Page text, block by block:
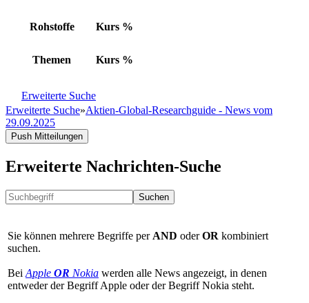
Rohstoffe Kurs %
Themen Kurs %
Erweiterte Suche
Erweiterte Suche»Aktien-Global-Researchguide - News vom
29.09.2025
Push Mitteilungen
Erweiterte Nachrichten-Suche
Suchen
Sie können mehrere Begriffe per AND oderOR kombiniert
suchen.
Bei Apple OR Nokia werden alle News angezeigt, in denen
entweder der Begriff Apple oder der Begriff Nokia steht.